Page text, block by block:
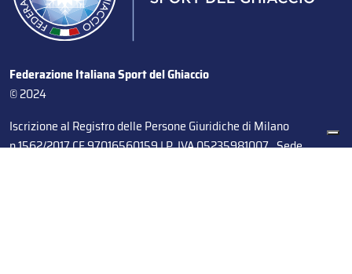
Federazione Italiana Sport del Ghiaccio
© 2024
Iscrizione al Registro delle Persone Giuridiche di Milano
n.1562/2017 CF 97016560159 | P. IVA 05235981007 Sede